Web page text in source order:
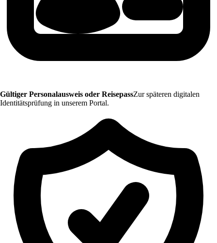
Gültiger Personalausweis oder ReisepassZur späteren digitalen
Identitätsprüfung in unserem Portal.